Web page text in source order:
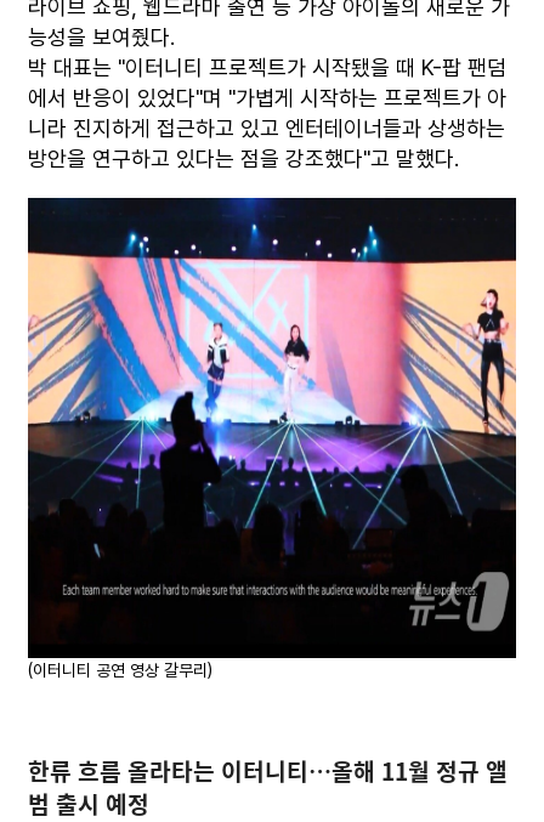
라이브 쇼핑, 웹드라마 출연 등 가상 아이돌의 새로운 가
능성을 보여줬다.
박 대표는 "이터니티 프로젝트가 시작됐을 때 K-팝 팬덤
에서 반응이 있었다"며 "가볍게 시작하는 프로젝트가 아
니라 진지하게 접근하고 있고 엔터테이너들과 상생하는
방안을 연구하고 있다는 점을 강조했다"고 말했다.
(이터니티 공연 영상 갈무리)
한류 흐름 올라타는 이터니티…올해 11월 정규 앨
범 출시 예정